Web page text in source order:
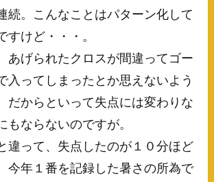
続。こんなことはパターン化して
すけど・・・。
あげられたクロスが間違ってゴー
入ってしまったとか思えないよう
だからといって失点には変わりな
もならないのですが。
違って、失点したのが１０分ほど
今年１番を記録した暑さの所為で